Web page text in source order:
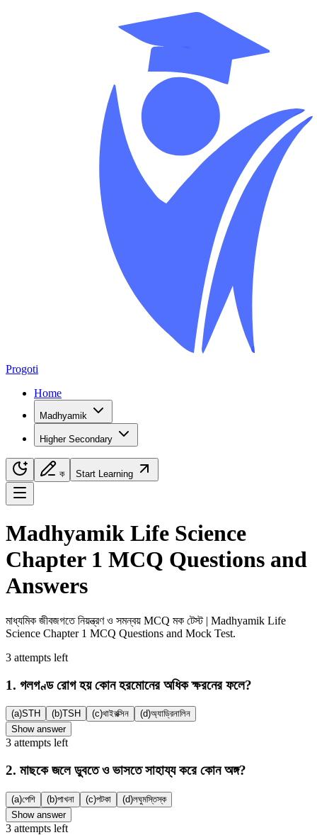
Progoti
Home
Madhyamik
Higher Secondary
ক Start Learning
Navigation Menu
Madhyamik Life Science
Chapter 1 MCQ Questions and
Answers
মাধ্যমিক জীবজগতে নিয়ন্ত্রণ ও সমন্বয় MCQ মক টেস্ট | Madhyamik Life
Science Chapter 1 MCQ Questions and Mock Test.
3 attempts left
1. গলগণ্ড রোগ হয় কোন হরমোনের অধিক ক্ষরনের ফলে?
(a)STH (b)TSH (c)থাইরক্সিন (d)অ্যাড্রিনালিন
Show answer
3 attempts left
2. মাছকে জলে ডুবতে ও ভাসতে সাহায্য করে কোন অঙ্গ?
(a)পেশি (b)পাখনা (c)পটকা (d)লঘুমস্তিস্ক
Show answer
3 attempts left